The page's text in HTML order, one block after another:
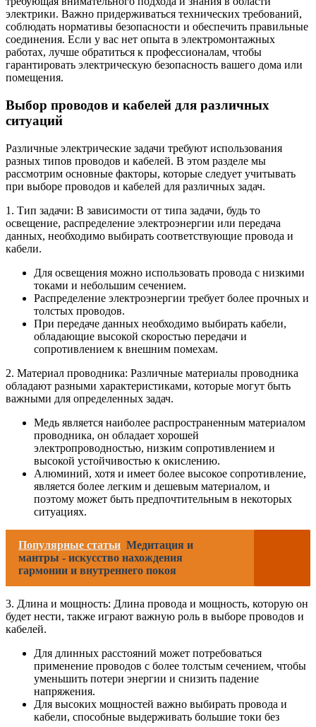
электрики. Важно придерживаться технических требований,
соблюдать нормативы безопасности и обеспечить правильные
соединения. Если у вас нет опыта в электромонтажных
работах, лучше обратиться к профессионалам, чтобы
гарантировать электрическую безопасность вашего дома или
помещения.
Выбор проводов и кабелей для различных
ситуаций
Различные электрические задачи требуют использования
разных типов проводов и кабелей. В этом разделе мы
рассмотрим основные факторы, которые следует учитывать
при выборе проводов и кабелей для различных задач.
1. Тип задачи: В зависимости от типа задачи, будь то
освещение, распределение электроэнергии или передача
данных, необходимо выбирать соответствующие провода и
кабели.
Для освещения можно использовать провода с низкими
токами и небольшим сечением.
Распределение электроэнергии требует более прочных и
толстых проводов.
При передаче данных необходимо выбирать кабели,
обладающие высокой скоростью передачи и
сопротивлением к внешним помехам.
2. Материал проводника: Различные материалы проводника
обладают разными характеристиками, которые могут быть
важными для определенных задач.
Медь является наиболее распространенным материалом
проводника, он обладает хорошей
электропроводностью, низким сопротивлением и
высокой устойчивостью к окислению.
Алюминий, хотя и имеет более высокое сопротивление,
является более легким и дешевым материалом, и
поэтому может быть предпочтительным в некоторых
ситуациях.
Популярные статьи Медитация и
мантры - искусство нахождения
гармонии и внутреннего покоя
3. Длина и мощность: Длина провода и мощность, которую он
будет нести, также играют важную роль в выборе проводов и
кабелей.
Для длинных расстояний может потребоваться
применение проводов с более толстым сечением, чтобы
уменьшить потери энергии и снизить падение
напряжения.
Для высоких мощностей важно выбирать провода и
кабели, способные выдерживать большие токи без